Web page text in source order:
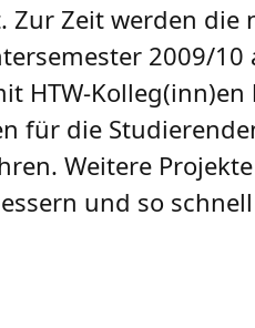
Zeit werden die
2009/
HTW-
für die
Weitere
und so